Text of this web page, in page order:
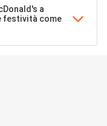
a
festività come